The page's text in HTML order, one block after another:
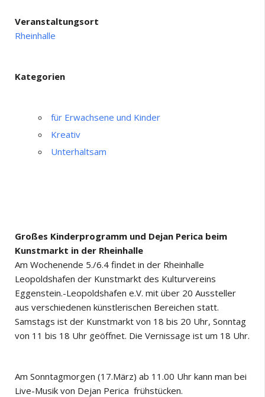
Veranstaltungsort
Rheinhalle
Kategorien
für Erwachsene und Kinder
Kreativ
Unterhaltsam
Großes Kinderprogramm und Dejan Perica beim
Kunstmarkt in der Rheinhalle
Am Wochenende 5./6.4 findet in der Rheinhalle
Leopoldshafen der Kunstmarkt des Kulturvereins
Eggenstein.-Leopoldshafen e.V. mit über 20 Aussteller
aus verschiedenen künstlerischen Bereichen statt.
Samstags ist der Kunstmarkt von 18 bis 20 Uhr, Sonntag
von 11 bis 18 Uhr geöffnet. Die Vernissage ist um 18 Uhr.
Am Sonntagmorgen (17.März) ab 11.00 Uhr kann man bei
Live-Musik von Dejan Perica frühstücken.